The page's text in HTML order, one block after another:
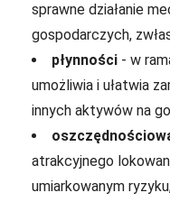
sprawne działanie
gospodarczych,
płynności - w
umożliwia i ułatwia
innych aktywów na
atrakcyjnego
umiarkowanym